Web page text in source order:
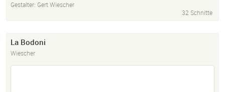
Gestalter: Gert Wiescher
32 Schnitte
La Bodoni
Wiescher